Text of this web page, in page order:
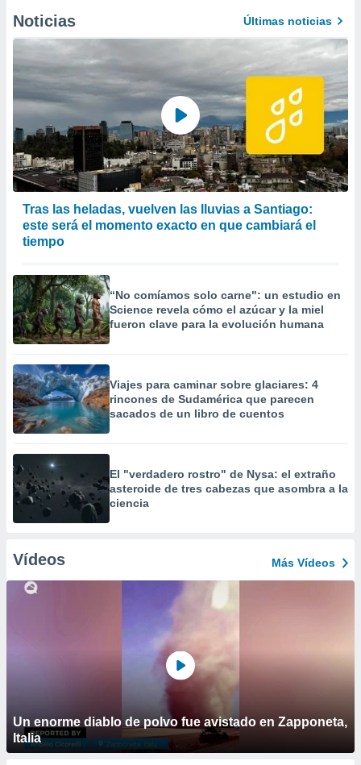
Noticias Últimas noticias
Tras las heladas, vuelven las lluvias a Santiago:
este será el momento exacto en que cambiará el
tiempo
“No comíamos solo carne": un estudio en
Science revela cómo el azúcar y la miel
fueron clave para la evolución humana
Viajes para caminar sobre glaciares: 4
rincones de Sudamérica que parecen
sacados de un libro de cuentos
El "verdadero rostro" de Nysa: el extraño
asteroide de tres cabezas que asombra a la
ciencia
Vídeos Más Vídeos
Un enorme diablo de polvo fue avistado en Zapponeta,
Italia